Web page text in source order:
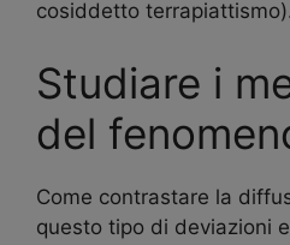
cosiddetto terrapiattismo).
Studiare i
del
Come contrastare la
questo tipo di deviazioni